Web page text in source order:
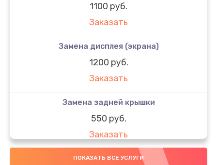
1100 руб.
Заказать
Замена дисплея (экрана)
1200 руб.
Заказать
Замена задней крышки
550 руб.
Заказать
Замена аккумулятора
ПОКАЗАТЬ ВСЕ УСЛУГИ